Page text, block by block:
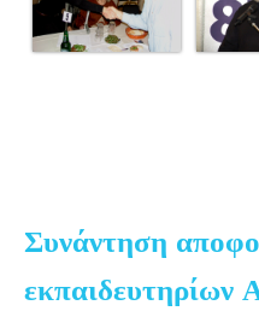
Συνάντηση
εκπαιδευτηρίων